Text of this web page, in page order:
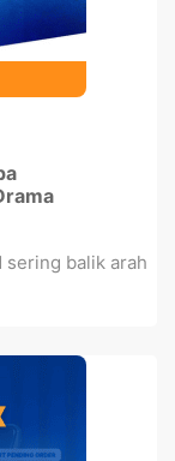
sering balik arah